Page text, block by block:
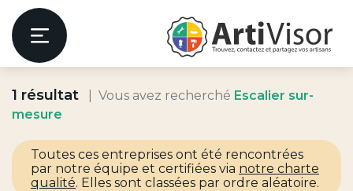
Artivisor
1 résultat Vous avez recherché Escalier sur-
mesure
Toutes ces entreprises ont été rencontrées
par notre équipe et certifiées via notre charte
qualité. Elles sont classées par ordre aléatoire.
Menu